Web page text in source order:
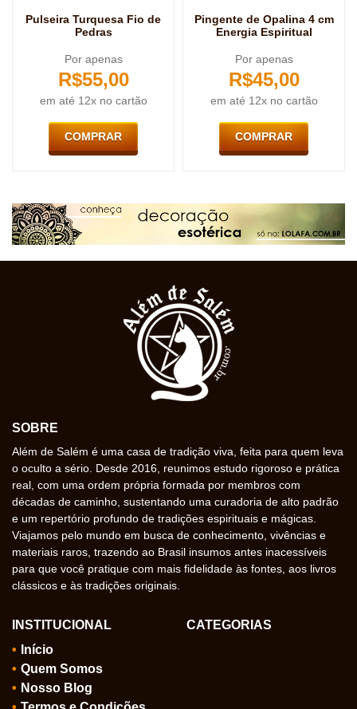
Pulseira Turquesa Fio de
Pedras
Por apenas
R$55,00
em até 12x no cartão
COMPRAR
Pingente de Opalina 4 cm
Energia Espiritual
Por apenas
R$45,00
em até 12x no cartão
COMPRAR
SOBRE
Além de Salém é uma casa de tradição viva, feita para quem leva
o oculto a sério. Desde 2016, reunimos estudo rigoroso e prática
real, com uma ordem própria formada por membros com
décadas de caminho, sustentando uma curadoria de alto padrão
e um repertório profundo de tradições espirituais e mágicas.
Viajamos pelo mundo em busca de conhecimento, vivências e
materiais raros, trazendo ao Brasil insumos antes inacessíveis
para que você pratique com mais fidelidade às fontes, aos livros
clássicos e às tradições originais.
INSTITUCIONAL
Início
Quem Somos
Nosso Blog
CATEGORIAS